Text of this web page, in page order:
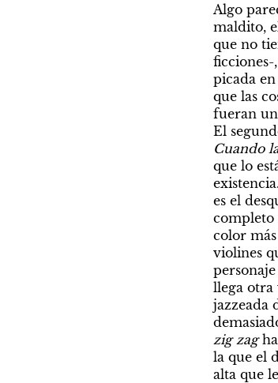
Algo
maldito,
que no
ficciones-
picada
que las
fueran
El
Cuando
que lo
es el
completo
color
violines
llega otra
jazzeada
zig zag
la que el
alta que